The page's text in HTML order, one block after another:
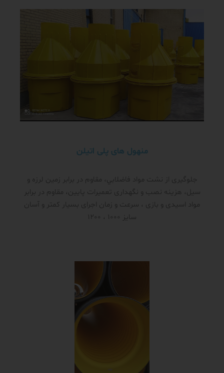
منهول های پلی اتیلن
جلوگیری از نشت مواد فاضلابي، مقاوم در برابر زمین لرزه و
سیل، هزینه نصب و نگهداری تعمیرات پایین، مقاوم در برابر
مواد اسیدی و بازی ، سرعت و زمان اجرای بسیار کمتر و آسان
سایز 1000 ، 1200